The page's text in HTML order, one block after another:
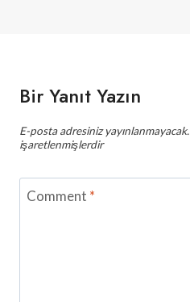
Bir Yanıt Yazın
E-posta adresiniz yayınlanmayacak.
işaretlenmişlerdir
Comment *